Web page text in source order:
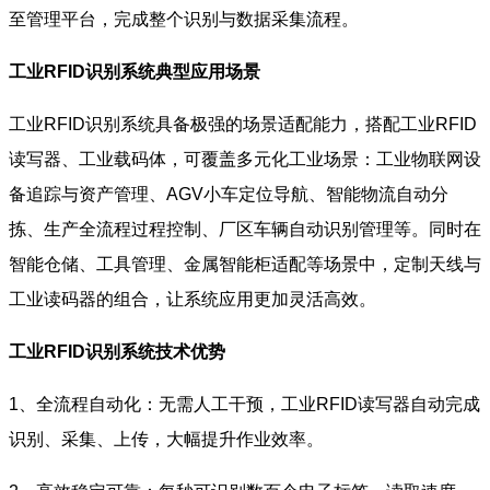
至管理平台，完成整个识别与数据采集流程。
工业RFID识别系统典型应用场景
工业RFID识别系统具备极强的场景适配能力，搭配工业RFID
读写器、工业载码体，可覆盖多元化工业场景：工业物联网设
备追踪与资产管理、AGV小车定位导航、智能物流自动分
拣、生产全流程过程控制、厂区车辆自动识别管理等。同时在
智能仓储、工具管理、金属智能柜适配等场景中，定制天线与
工业读码器的组合，让系统应用更加灵活高效。
工业RFID识别系统技术优势
1、全流程自动化：无需人工干预，工业RFID读写器自动完成
识别、采集、上传，大幅提升作业效率。